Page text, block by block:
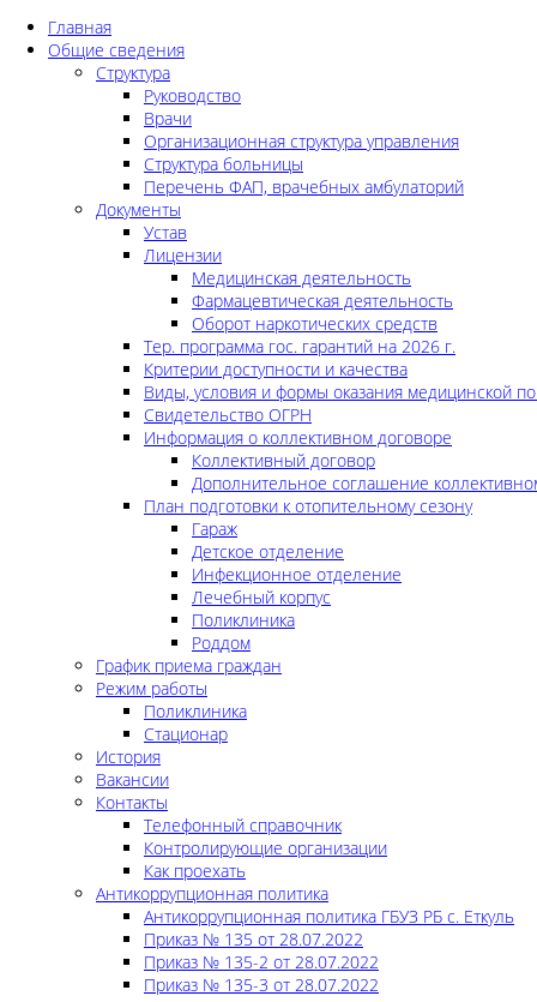
Главная
Общие сведения
Структура
Руководство
Врачи
Организационная структура управления
Структура больницы
Перечень ФАП, врачебных амбулаторий
Документы
Устав
Лицензии
Медицинская деятельность
Фармацевтическая деятельность
Оборот наркотических средств
Тер. программа гос. гарантий на 2026 г.
Критерии доступности и качества
Виды, условия и формы оказания медицинской
Свидетельство ОГРН
Информация о коллективном договоре
Коллективный договор
Дополнительное соглашение
План подготовки к отопительному сезону
Гараж
Детское отделение
Инфекционное отделение
Лечебный корпус
Поликлиника
Роддом
График приема граждан
Режим работы
Поликлиника
Стационар
История
Вакансии
Контакты
Телефонный справочник
Контролирующие организации
Как проехать
Антикоррупционная политика
Антикоррупционная политика ГБУЗ РБ с. Еткуль
Приказ № 135 от 28.07.2022
Приказ № 135-2 от 28.07.2022
Приказ № 135-3 от 28.07.2022